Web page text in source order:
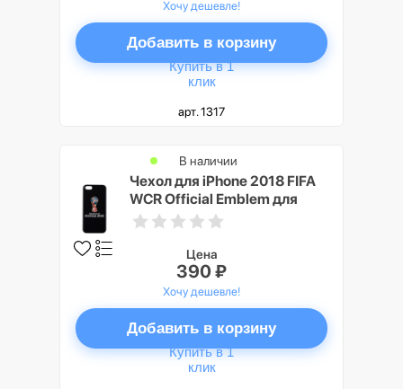
Хочу дешевле!
Добавить в корзину
Купить в 1
клик
арт. 1317
Чехол для iPhone 2018 FIFA
WCR Official Emblem для
Apple iPhone 5/5S/SE
В наличии
Цена
390 ₽
Хочу дешевле!
Добавить в корзину
Купить в 1
клик